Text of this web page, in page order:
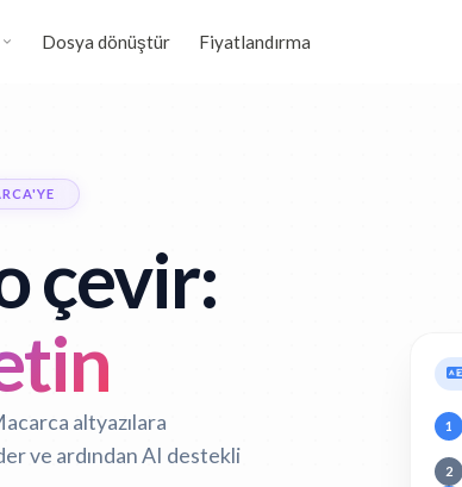
Dosya dönüştür Fiyatlandırma
çevir:
altyazılara
ve ardından AI destekli
1
2